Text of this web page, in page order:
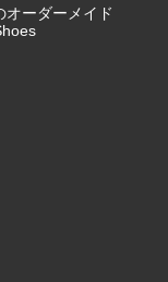
オーダーメイド